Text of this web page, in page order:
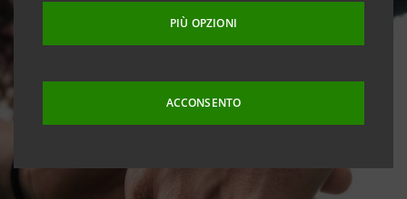
PIÙ OPZIONI
ACCONSENTO